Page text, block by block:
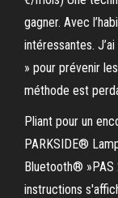
gagner. Avec
intéressantes.
» pour prévenir
méthode est
Pliant pour un
PARKSIDE®
Bluetooth® »PAS
instructions